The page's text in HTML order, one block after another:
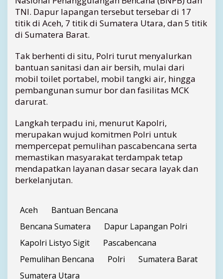
D
a
p
L
a
p
a
n
n
d
a
n
A
i
r
TNI. Dapur lapangan tersebut tersebar di 17
titik di Aceh, 7 titik di Sumatera Utara, dan 5 titik
di Sumatera Barat.
Tak berhenti di situ, Polri turut menyalurkan
bantuan sanitasi dan air bersih, mulai dari
mobil toilet portabel, mobil tangki air, hingga
pembangunan sumur bor dan fasilitas MCK
darurat.
Langkah terpadu ini, menurut Kapolri,
merupakan wujud komitmen Polri untuk
mempercepat pemulihan pascabencana serta
memastikan masyarakat terdampak tetap
mendapatkan layanan dasar secara layak dan
berkelanjutan.
Aceh
Bantuan Bencana
Bencana Sumatera
Dapur Lapangan Polri
Kapolri Listyo Sigit
Pascabencana
Pemulihan Bencana
Polri
Sumatera Barat
Sumatera Utara